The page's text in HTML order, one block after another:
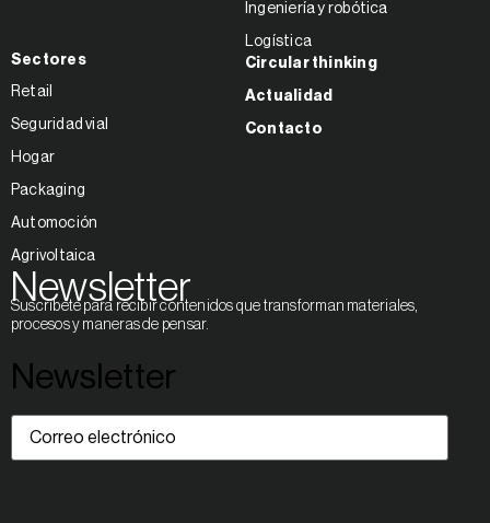
Ingeniería y robótica
Logística
Sectores
Retail
Seguridad vial
Hogar
Packaging
Automoción
Agrivoltaica
Circular thinking
Actualidad
Contacto
Newsletter
Suscríbete para recibir contenidos que transforman materiales,
procesos y maneras de pensar.
Newsletter
Correo
electrónico(Obligatorio)